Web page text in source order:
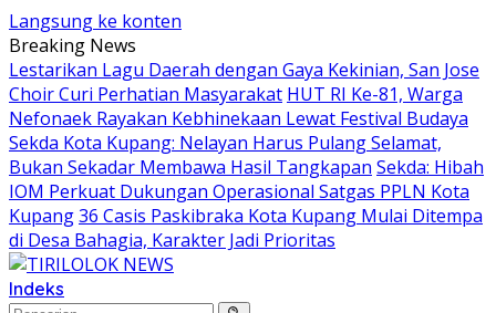
Langsung ke konten
Breaking News
Lestarikan Lagu Daerah dengan Gaya Kekinian, San Jose
Choir Curi Perhatian Masyarakat HUT RI Ke-81, Warga
Nefonaek Rayakan Kebhinekaan Lewat Festival Budaya
Sekda Kota Kupang: Nelayan Harus Pulang Selamat,
Bukan Sekadar Membawa Hasil Tangkapan Sekda: Hibah
IOM Perkuat Dukungan Operasional Satgas PPLN Kota
Kupang36 Casis Paskibraka Kota Kupang Mulai Ditempa
di Desa Bahagia, Karakter Jadi Prioritas
Indeks